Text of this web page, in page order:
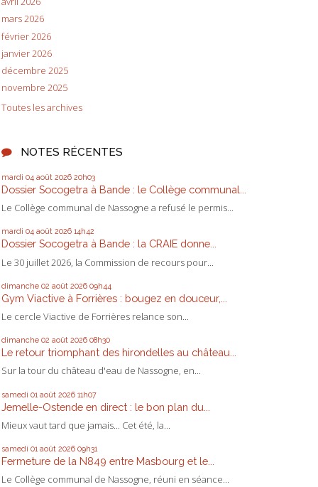
mars 2026
février 2026
janvier 2026
décembre 2025
novembre 2025
Toutes les archives
NOTES RÉCENTES
mardi 04 août 2026 20h03
Dossier Socogetra à Bande : le Collège communal...
Le Collège communal de Nassogne a refusé le permis...
mardi 04 août 2026 14h42
Dossier Socogetra à Bande : la CRAIE donne...
Le 30 juillet 2026, la Commission de recours pour...
dimanche 02 août 2026 09h44
Gym Viactive à Forrières : bougez en douceur,...
Le cercle Viactive de Forrières relance son...
dimanche 02 août 2026 08h30
Le retour triomphant des hirondelles au château...
Sur la tour du château d'eau de Nassogne, en...
samedi 01 août 2026 11h07
Jemelle-Ostende en direct : le bon plan du...
Mieux vaut tard que jamais... Cet été, la...
samedi 01 août 2026 09h31
Fermeture de la N849 entre Masbourg et le...
Le Collège communal de Nassogne, réuni en séance...